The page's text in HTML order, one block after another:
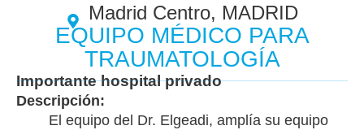
Madrid Centro, MADRID
EQUIPO MÉDICO PARA
TRAUMATOLOGÍA
Importante hospital privado
Descripción:
El equipo del Dr. Elgeadi, amplía su equipo